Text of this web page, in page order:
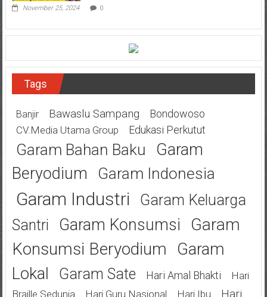
November 25, 2024 0
Tags
Banjir Bawaslu Sampang Bondowoso
CV.Media Utama Group Edukasi Perkutut
Garam Bahan Baku
Garam
Beryodium
Garam Indonesia
Garam Industri
Garam Keluarga
Santri
Garam Konsumsi
Garam
Konsumsi Beryodium
Garam
Lokal
Garam Sate Hari Amal Bhakti
Hari
Braille Sedunia
Hari Guru Nasional Hari Ibu Hari